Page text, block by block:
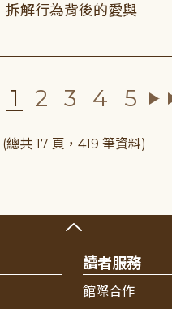
拆解行為背後的愛與
1 2 3 4 5
(總共 17 頁，419 筆資料)
讀者服務
館際合作